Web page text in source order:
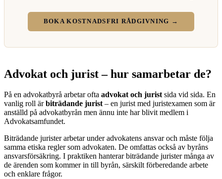
BOKA KOSTNADSFRI RÅDGIVNING →
Advokat och jurist – hur samarbetar de?
På en advokatbyrå arbetar ofta advokat och juristsida vid sida. En
vanlig roll ärbiträdande jurist– en jurist med juristexamen som är
anställd på advokatbyrån men ännu inte har blivit medlem i
Advokatsamfundet.
Biträdande jurister arbetar under advokatens ansvar och måste följa
samma etiska regler som advokaten. De omfattas också av byråns
ansvarsförsäkring. I praktiken hanterar biträdande jurister många av
de ärenden som kommer in till byrån, särskilt förberedande arbete
och enklare frågor.